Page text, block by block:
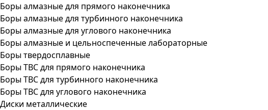
Боры алмазные для прямого наконечника
Боры алмазные для турбинного наконечника
Боры алмазные для углового наконечника
Боры алмазные и цельноспеченные лабораторные
Боры твердосплавные
Боры ТВС для прямого наконечника
Боры ТВС для турбинного наконечника
Боры ТВС для углового наконечника
Диски металлические